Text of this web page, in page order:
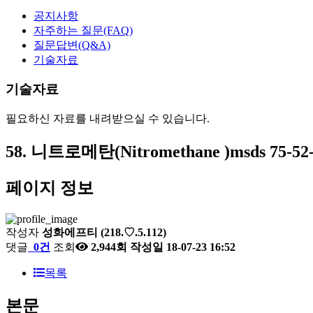
공지사항
자주하는 질문(FAQ)
질문답변(Q&A)
기술자료
기술자료
필요하신 자료를 내려받으실 수 있습니다.
58. 니트로메탄(Nitromethane )msds 75-
페이지 정보
작성자 성화에프티 (218.♡.5.112)
댓글 0건 조회 2,944회 작성일 18-07-23 16:52
목록
본문